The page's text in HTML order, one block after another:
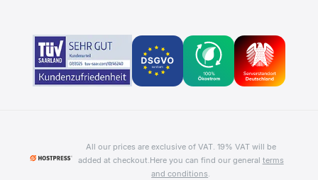
All our prices are exclusive of VAT. 19% VAT will be
added at checkout.Here you can find our general terms
and conditions.